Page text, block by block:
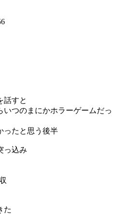
話すと
つのまにかホラーゲームだっ
ったと思う後半
っ込み
た